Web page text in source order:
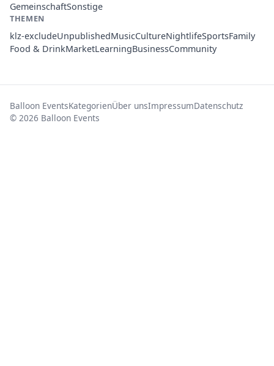
GemeinschaftSonstige
THEMEN
klz-excludeUnpublishedMusicCultureNightlifeSportsFamily
Food & DrinkMarketLearningBusinessCommunity
Balloon EventsKategorienÜber unsImpressumDatenschutz
© 2026 Balloon Events